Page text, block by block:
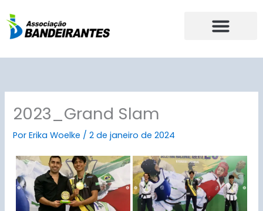
para
2023_Grand Slam
PorErika Woelke /2 de janeiro de 2024